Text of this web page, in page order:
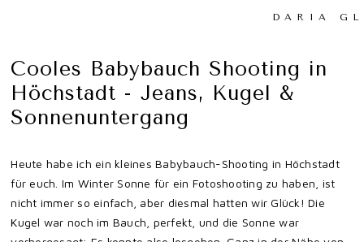
DARIA
Cooles Babybauch Shooting in
Höchstadt - Jeans, Kugel &
Sonnenuntergang
Heute habe ich ein kleines Babybauch-Shooting in Höchstadt
für euch. Im Winter Sonne für ein Fotoshooting zu haben, ist
nicht immer so einfach, aber diesmal hatten wir Glück! Die
Kugel war noch im Bauch, perfekt, und die Sonne war